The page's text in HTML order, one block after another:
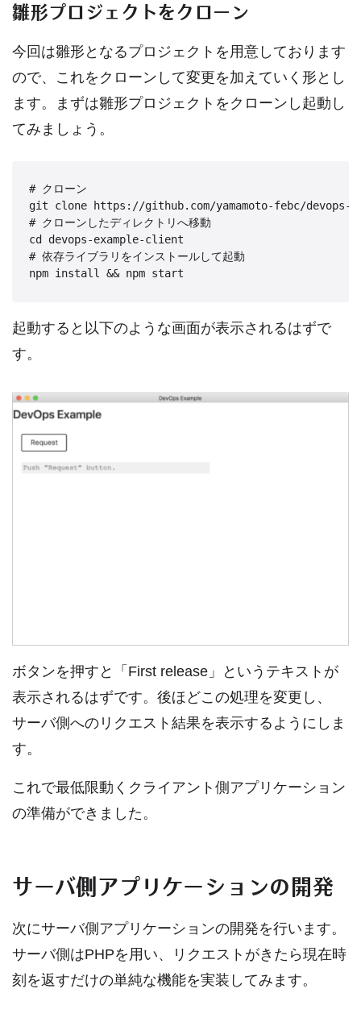
雛形プロジェクトをクローン
今回は雛形となるプロジェクトを用意しております
ので、これをクローンして変更を加えていく形とし
ます。まずは雛形プロジェクトをクローンし起動し
てみましょう。
# クローン
git clone https://github.com/yamamoto-febc/devops-
# クローンしたディレクトリへ移動
cd devops-example-client
# 依存ライブラリをインストールして起動
npm install && npm start
起動すると以下のような画面が表示されるはずで
す。
ボタンを押すと「First release」というテキストが
表示されるはずです。後ほどこの処理を変更し、
サーバ側へのリクエスト結果を表示するようにしま
す。
これで最低限動くクライアント側アプリケーション
の準備ができました。
サーバ側アプリケーションの開発
次にサーバ側アプリケーションの開発を行います。
サーバ側はPHPを用い、リクエストがきたら現在時
刻を返すだけの単純な機能を実装してみます。